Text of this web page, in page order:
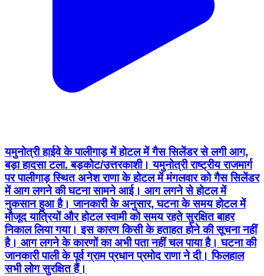
यमुनोत्री हाईवे के पालीगाड़ में होटल में गैस सिलेंडर से लगी आग,
बड़ा हादसा टला. बड़कोट/उत्तरकाशी। यमुनोत्री राष्ट्रीय राजमार्ग
पर पालीगाड़ स्थित अनेश राणा के होटल में मंगलवार को गैस सिलेंडर
में आग लगने की घटना सामने आई। आग लगने से होटल में
नुकसान हुआ है। जानकारी के अनुसार, घटना के समय होटल में
मौजूद यात्रियों और होटल स्वामी को समय रहते सुरक्षित बाहर
निकाल लिया गया। इस कारण किसी के हताहत होने की सूचना नहीं
है। आग लगने के कारणों का अभी पता नहीं चल पाया है। घटना की
जानकारी पाली के पूर्व ग्राम प्रधान प्रमोद राणा ने दी। फिलहाल
सभी लोग सुरक्षित हैं।